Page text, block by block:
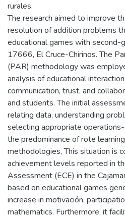
rurales.
The research aimed to improve
resolution of addition problems
educational games with second-
17666, El Cruce-Chirinos. The
(PAR) methodology was
analysis of educational
communication, trust, and
and students. The initial
relating data, understanding
selecting appropriate
the predominance of rote
methodologies, This situation is
achievement levels reported in
Assessment (ECE) in the
based on educational games
increase in motivación,
mathematics. Furthermore, it